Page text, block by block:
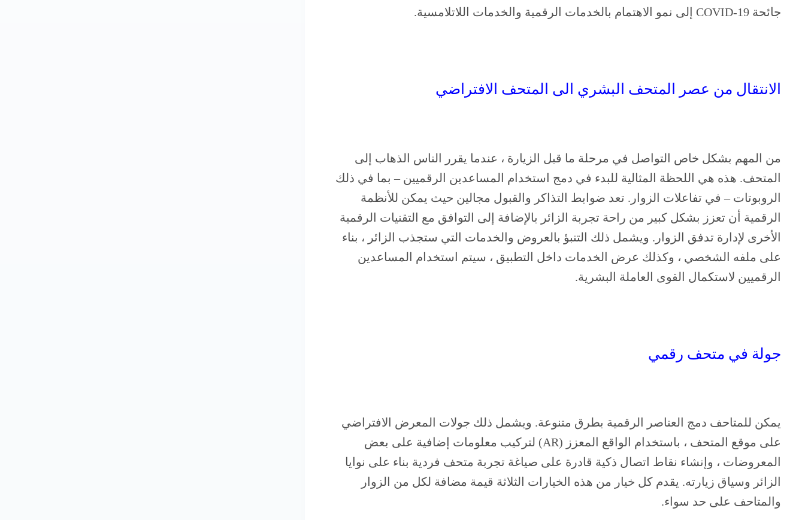
جائحة COVID-19 إلى نمو الاهتمام بالخدمات الرقمية والخدمات اللاتلامسية.
الانتقال من عصر المتحف البشري الى المتحف الافتراضي
من المهم بشكل خاص التواصل في مرحلة ما قبل الزيارة ، عندما يقرر الناس الذهاب إلى
المتحف. هذه هي اللحظة المثالية للبدء في دمج استخدام المساعدين الرقميين – بما في ذلك
الروبوتات – في تفاعلات الزوار. تعد ضوابط التذاكر والقبول مجالين حيث يمكن للأنظمة
الرقمية أن تعزز بشكل كبير من راحة تجربة الزائر بالإضافة إلى التوافق مع التقنيات الرقمية
الأخرى لإدارة تدفق الزوار. ويشمل ذلك التنبؤ بالعروض والخدمات التي ستجذب الزائر ، بناء
على ملفه الشخصي ، وكذلك عرض الخدمات داخل التطبيق ، سيتم استخدام المساعدين
الرقميين لاستكمال القوى العاملة البشرية.
جولة في متحف رقمي
يمكن للمتاحف دمج العناصر الرقمية بطرق متنوعة. ويشمل ذلك جولات المعرض الافتراضي
على موقع المتحف ، باستخدام الواقع المعزز (AR) لتركيب معلومات إضافية على بعض
المعروضات ، وإنشاء نقاط اتصال ذكية قادرة على صياغة تجربة متحف فردية بناء على نوايا
الزائر وسياق زيارته. يقدم كل خيار من هذه الخيارات الثلاثة قيمة مضافة لكل من الزوار
والمتاحف على حد سواء.